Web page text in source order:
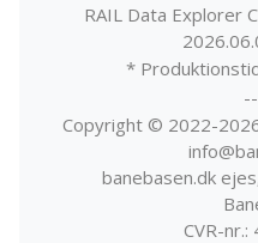
RAIL Data Explorer
*
Copyright © 2022-
banebasen.dk
CVR-